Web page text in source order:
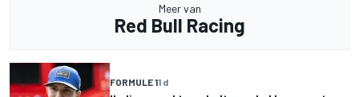
Meer van
Red Bull Racing
FORMULE 11 d